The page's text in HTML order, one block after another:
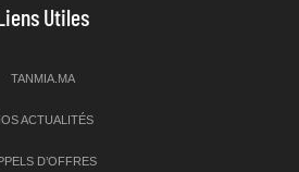
Utiles
TANMIA.MA
ACTUALITÉS
D’OFFRES